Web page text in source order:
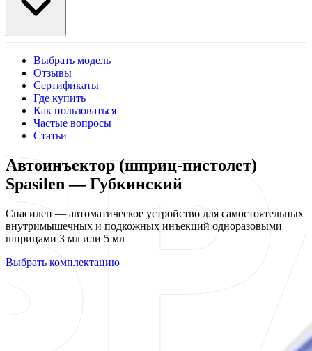
Выбрать модель
Отзывы
Сертификаты
Где купить
Как пользоваться
Частые вопросы
Статьи
Автоинъектор (шприц-пистолет)
Spasilen — Губкинский
Спасилен — автоматическое устройство для самостоятельных
внутримышечных и подкожных инъекций одноразовыми
шприцами 3 мл или 5 мл
Выбрать комплектацию